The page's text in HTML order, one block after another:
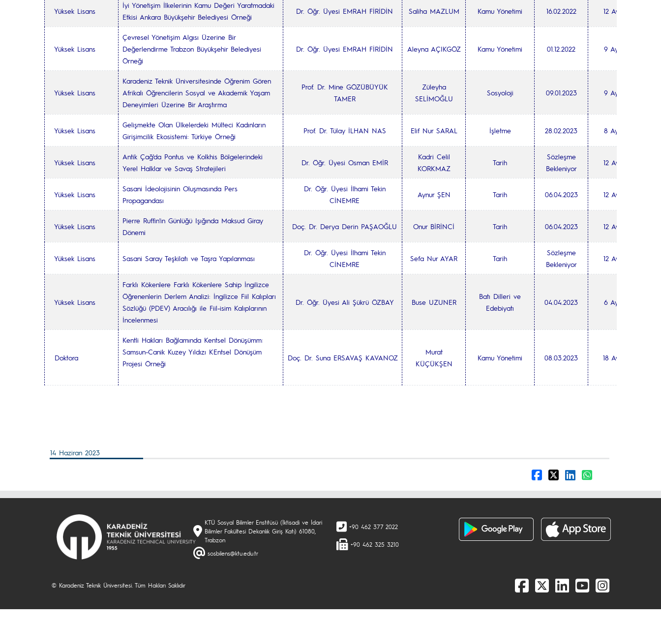
Yüksek Lisans
İyi Yönetişim İlkelerinin Kamu Değeri Yaratmadaki
Etkisi Ankara Büyükşehir Belediyesi Örneği
Dr. Öğr. Üyesi EMRAH FİRİDİN Saliha MAZLUM Kamu Yönetimi 16.02.2022 12 Ay
Yüksek Lisans
Çevresel Yönetişim Algısı Üzerine Bir
Değerlendirme Trabzon Büyükşehir Belediyesi
Örneği
Dr. Öğr. Üyesi EMRAH FİRİDİN Aleyna AÇIKGÖZ Kamu Yönetimi 01.12.2022 9 Ay
Yüksek Lisans
Karadeniz Teknik Üniversitesinde Öğrenim Gören
Afrikalı Öğrencilerin Sosyal ve Akademik Yaşam
Deneyimleri Üzerine Bir Araştırma
Prof. Dr. Mine GÖZÜBÜYÜK
TAMER
Züleyha
SELİMOĞLU
Sosyoloji 09.01.2023 9 Ay
Yüksek Lisans
Gelişmekte Olan Ülkelerdeki Mülteci Kadınların
Girişimcilik Ekosistemi: Türkiye Örneği
Prof. Dr. Tülay İLHAN NAS Elif Nur SARAL İşletme 28.02.2023 8 Ay
Yüksek Lisans
Antik Çağ'da Pontus ve Kolkhis Bölgelerindeki
Yerel Halklar ve Savaş Stratejileri
Dr. Öğr. Üyesi Osman EMİR
Kadri Celil
KORKMAZ
Tarih
Sözleşme
Bekleniyor
12 Ay
Yüksek Lisans
Sasani İdeolojisinin Oluşmasında Pers
Propagandası
Dr. Öğr. Üyesi İlhami Tekin
CİNEMRE
Aynur ŞEN Tarih 06.04.2023 12 Ay
Yüksek Lisans
Pierre Ruffin'in Günlüğü Işığında Maksud Giray
Dönemi
Doç. Dr. Derya Derin PAŞAOĞLU Onur BİRİNCİ Tarih 06.04.2023 12 Ay
Yüksek Lisans Sasani Saray Teşkilatı ve Taşra Yapılanması
Dr. Öğr. Üyesi İlhami Tekin
CİNEMRE
Sefa Nur AYAR Tarih
Sözleşme
Bekleniyor
12 Ay
Yüksek Lisans
Farklı Kökenlere Farklı Kökenlere Sahip İngilizce
Öğrenenlerin Derlem Analizi: İngilizce Fiil Kalıpları
Sözlüğü (PDEV) Aracılığı ile Fiil-isim Kalıplarının
İncelenmesi
Dr. Öğr. Üyesi Ali Şükrü ÖZBAY Buse UZUNER
Batı Dilleri ve
Edebiyatı
04.04.2023 6 Ay
Doktora
Kentli Hakları Bağlamında Kentsel Dönüşümm:
Samsun-Canik Kuzey Yıldızı KEntsel Dönüşüm
Projesi Örneği
Doç. Dr. Suna ERSAVAŞ KAVANOZ
Murat
KÜÇÜKŞEN
Kamu Yönetimi 08.03.2023 18 Ay
14 Haziran 2023
KTÜ Sosyal Bilimler Enstitüsü (İktisadi ve İdari
Bilimler Fakültesi Dekanlık Giriş Katı) 61080,
Trabzon
sosbilens@ktu.edu.tr
+90 462 377 2022
+90 462 325 3210
© Karadeniz Teknik Üniversitesi. Tüm Hakları Saklıdır